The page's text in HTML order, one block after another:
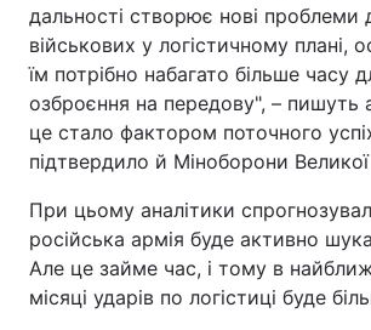
дальності створює нові проблеми
військових у логістичному плані,
їм потрібно набагато більше часу
озброєння на передову", – пишуть
це стало фактором поточного
підтвердило й Міноборони Великої
При цьому аналітики
російська армія буде активно
Але це займе час, і тому в
місяці ударів по логістиці буде